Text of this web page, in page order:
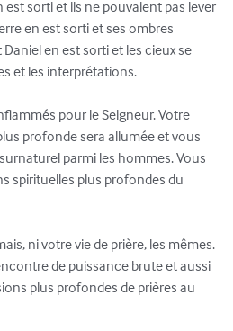
est sorti et ils ne pouvaient pas lever
en est sorti et ses ombres
en est sorti et les cieux se
et les interprétations.
pour le Seigneur. Votre
profonde sera allumée et vous
parmi les hommes. Vous
spirituelles plus profondes du
ni votre vie de prière, les mêmes.
de puissance brute et aussi
plus profondes de prières au